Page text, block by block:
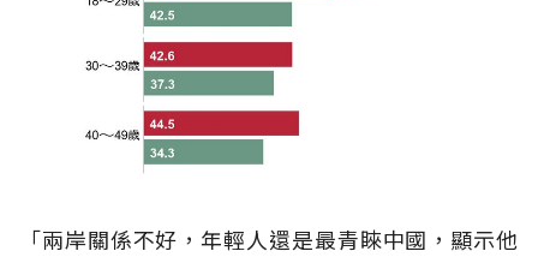
「兩岸關係不好，年輕人還是最青睞中國，顯示他